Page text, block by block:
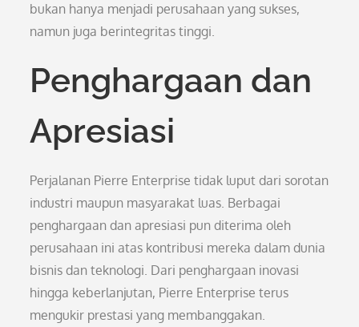
bukan hanya menjadi perusahaan yang sukses,
namun juga berintegritas tinggi.
Penghargaan dan
Apresiasi
Perjalanan Pierre Enterprise tidak luput dari sorotan
industri maupun masyarakat luas. Berbagai
penghargaan dan apresiasi pun diterima oleh
perusahaan ini atas kontribusi mereka dalam dunia
bisnis dan teknologi. Dari penghargaan inovasi
hingga keberlanjutan, Pierre Enterprise terus
mengukir prestasi yang membanggakan.